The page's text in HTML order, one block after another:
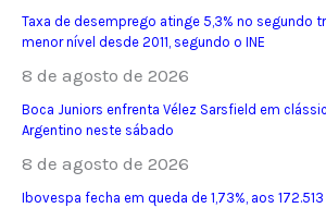
Taxa de desemprego atinge 5,3% no segundo
menor nível desde 2011, segundo o INE
8 de agosto de 2026
Boca Juniors enfrenta Vélez Sarsfield em
Argentino neste sábado
8 de agosto de 2026
Ibovespa fecha em queda de 1,73%, aos